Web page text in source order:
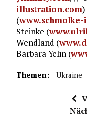
illustration.com)
(
Steinke (
Wendland (
Barbara Yelin (
Themen: Ukraine